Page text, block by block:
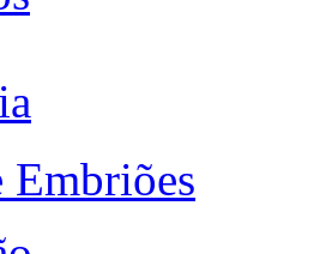
Embriões